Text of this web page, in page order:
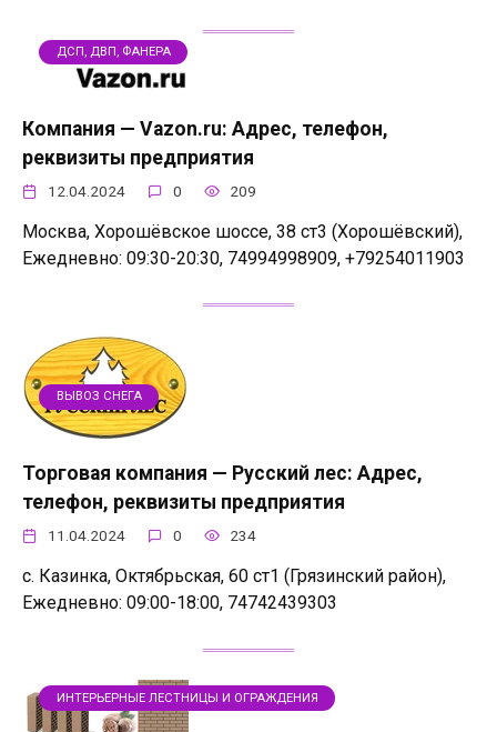
ДСП, ДВП, ФАНЕРА
Компания — Vazon.ru: Адрес, телефон,
реквизиты предприятия
12.04.2024 0 209
Москва, Хорошёвское шоссе, 38 ст3 (Хорошёвский),
Ежедневно: 09:30-20:30, 74994998909, +79254011903
ВЫВОЗ СНЕГА
Торговая компания — Русский лес: Адрес,
телефон, реквизиты предприятия
11.04.2024 0 234
с. Казинка, Октябрьская, 60 ст1 (Грязинский район),
Ежедневно: 09:00-18:00, 74742439303
ИНТЕРЬЕРНЫЕ ЛЕСТНИЦЫ И ОГРАЖДЕНИЯ